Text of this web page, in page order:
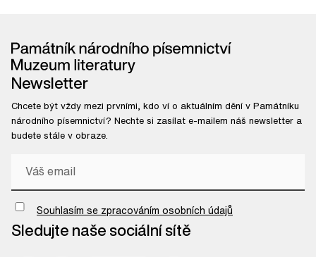
Newsletter
Chcete být vždy mezi prvními, kdo ví o aktuálním dění v Památníku
národního písemnictví? Nechte si zasílat e-mailem náš newsletter a
budete stále v obraze.
Chci odebírat newsletter
Souhlasím se zpracováním osobních údajů
Sledujte naše sociální sítě